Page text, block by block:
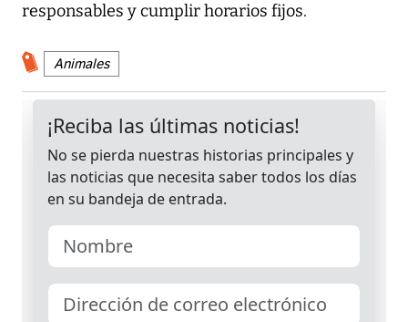
responsables y cumplir horarios fijos.
Animales